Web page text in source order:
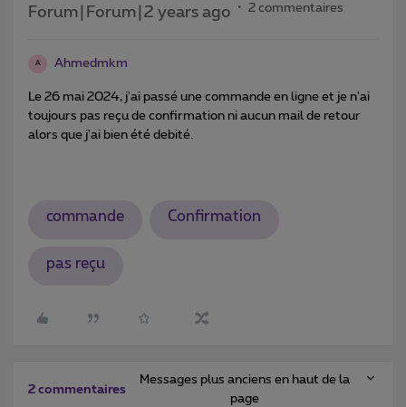
Forum|Forum|2 years ago 2 commentaires
A Ahmedmkm
Le 26 mai 2024, j'ai passé une commande en ligne et je n'ai
toujours pas reçu de confirmation ni aucun mail de retour
alors que j'ai bien été debité.
commande Confirmation
pas reçu
2 commentaires
Messages plus anciens en haut de la
page